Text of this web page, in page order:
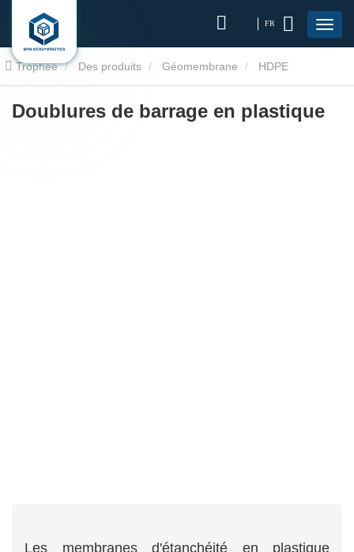
FR
Trophée Des produits Géomembrane HDPE
géomembranaire Doublures de barrage en plastique
Doublures de barrage en plastique
Les membranes d'étanchéité en plastique